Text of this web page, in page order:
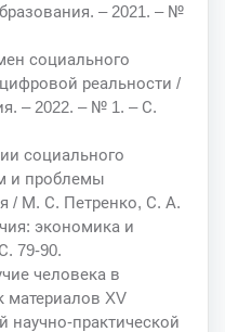
– 2021. – №
социального
реальности /
– 2022. – № 1. – С.
социального
и проблемы
/ М. С. Петренко, С. А.
экономика и
79-90.
человека в
XV
научно-практической